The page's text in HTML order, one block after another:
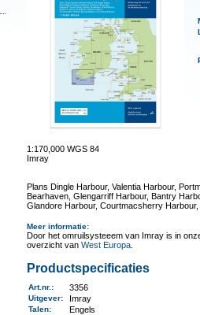
1:170,000 WGS 84
Imray
Plans Dingle Harbour, Valentia Harbour,
Bearhaven, Glengarriff Harbour, Bantry
Glandore Harbour, Courtmacsherry
Meer informatie:
Door het omruilsysteeem van Imray is in
overzicht van West Europa.
Productspecificaties
Art.nr. : 3356
Uitgever: Imray
Talen: Engels